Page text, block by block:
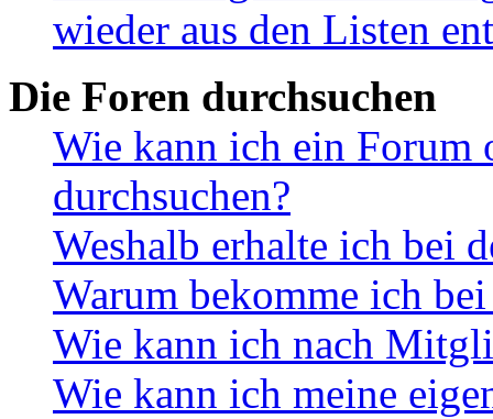
wieder aus den Listen
Die Foren durchsuchen
Wie kann ich ein Forum
durchsuchen?
Weshalb erhalte ich bei
Warum bekomme ich
Wie kann ich nach
Wie kann ich meine